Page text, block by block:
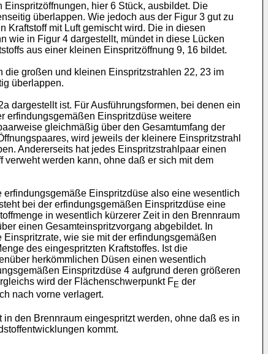
hier 6 Stück, ausbildet. Die
überlappen. Wie jedoch aus der Figur 3 gut zu
mit Luft gemischt wird. Die in diesen
wie in Figur 4 dargestellt, mündet in diese Lücken
aus einer kleinen Einspritzöffnung 9, 16 bildet.
großen und kleinen Einspritzstrahlen 22, 23 im
überlappen.
dargestellt ist. Für Ausführungsformen, bei denen ein
erfindungsgemäßen Einspritzdüse weitere
gleichmäßig über den Gesamtumfang der
wird jeweils der kleinere Einspritzstrahl
Andererseits hat jedes Einspritzstrahlpaar einen
werden kann, ohne daß er sich mit dem
Einspritzdüse also eine wesentlich
bei der erfindungsgemäßen Einspritzdüse eine
in wesentlich kürzerer Zeit in den Brennraum
einen Gesamteinspritzvorgang abgebildet. In
wie sie mit der erfindungsgemäßen
des eingespritzten Kraftstoffes. Ist die
herkömmlichen Düsen einen wesentlich
Einspritzdüse 4 aufgrund deren größeren
wird der Flächenschwerpunkt FE der
nach vorne verlagert.
den Brennraum eingespritzt werden, ohne daß es in
kommt.